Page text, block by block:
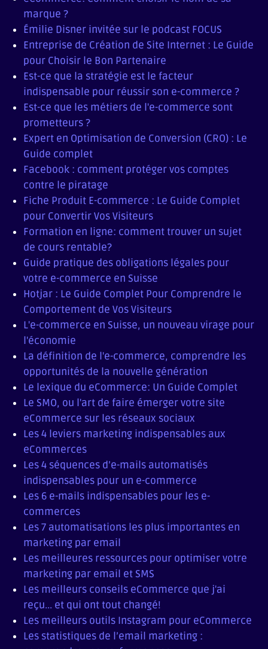
marque ?
Émilie Disner invitée sur le podcast FOCUS
Entreprise de Création de Site Internet : Le Guide
pour Choisir le Bon Partenaire
Est-ce que la stratégie est le facteur
indispensable pour réussir son e-commerce ?
Est-ce que les métiers de l'e-commerce sont
prometteurs ?
Expert en Optimisation de Conversion (CRO) : Le
Guide complet
Facebook : comment protéger vos comptes
contre le piratage
Fiche Produit E-commerce : Le Guide Complet
pour Convertir Vos Visiteurs
Formation en ligne: comment trouver un sujet
de cours rentable?
Guide pratique des obligations légales pour
votre e-commerce en Suisse
Hotjar : Le Guide Complet Pour Comprendre le
Comportement de Vos Visiteurs
L'e-commerce en Suisse, un nouveau virage pour
l'économie
La définition de l'e-commerce, comprendre les
opportunités de la nouvelle génération
Le lexique du eCommerce: Un Guide Complet
Le SMO, ou l'art de faire émerger votre site
eCommerce sur les réseaux sociaux
Les 4 leviers marketing indispensables aux
eCommerces
Les 4 séquences d’e-mails automatisés
indispensables pour un e-commerce
Les 6 e-mails indispensables pour les e-
commerces
Les 7 automatisations les plus importantes en
marketing par email
Les meilleures ressources pour optimiser votre
marketing par email et SMS
Les meilleurs conseils eCommerce que j'ai
reçu... et qui ont tout changé!
Les meilleurs outils Instagram pour eCommerce
Les statistiques de l’email marketing :